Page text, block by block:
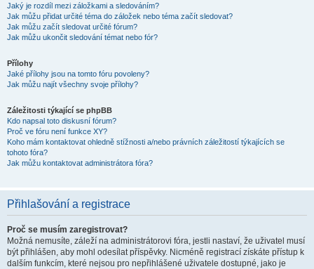
Jaký je rozdíl mezi záložkami a sledováním?
Jak můžu přidat určité téma do záložek nebo téma začít sledovat?
Jak můžu začít sledovat určité fórum?
Jak můžu ukončit sledování témat nebo fór?
Přílohy
Jaké přílohy jsou na tomto fóru povoleny?
Jak můžu najít všechny svoje přílohy?
Záležitosti týkající se phpBB
Kdo napsal toto diskusní fórum?
Proč ve fóru není funkce XY?
Koho mám kontaktovat ohledně stížnosti a/nebo právních záležitostí týkajících se
tohoto fóra?
Jak můžu kontaktovat administrátora fóra?
Přihlašování a registrace
Proč se musím zaregistrovat?
Možná nemusíte, záleží na administrátorovi fóra, jestli nastaví, že uživatel musí
být přihlášen, aby mohl odesílat příspěvky. Nicméně registrací získáte přístup k
dalším funkcím, které nejsou pro nepřihlášené uživatele dostupné, jako je